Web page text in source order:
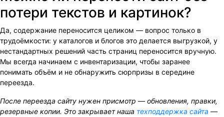
потери текстов и картинок?
Да, содержание переносится целиком — вопрос только в
трудоёмкости: у каталогов и блогов это делается выгрузкой, у
нестандартных решений часть страниц переносится вручную.
Мы всегда начинаем с инвентаризации, чтобы заранее
понимать объём и не обнаружить сюрпризы в середине
переезда.
После переезда сайту нужен присмотр — обновления, правки,
резервные копии. Это закрывает наша техподдержка сайта —